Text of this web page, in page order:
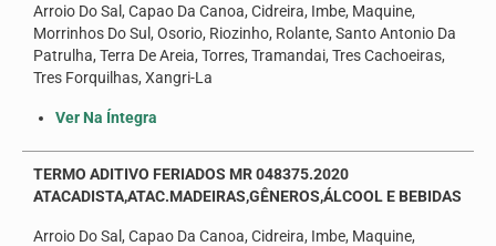
Arroio Do Sal, Capao Da Canoa, Cidreira, Imbe, Maquine,
Morrinhos Do Sul, Osorio, Riozinho, Rolante, Santo Antonio Da
Patrulha, Terra De Areia, Torres, Tramandai, Tres Cachoeiras,
Tres Forquilhas, Xangri-La
Ver Na Íntegra
TERMO ADITIVO FERIADOS MR 048375.2020
ATACADISTA,ATAC.MADEIRAS,GÊNEROS,ÁLCOOL E BEBIDAS
Arroio Do Sal, Capao Da Canoa, Cidreira, Imbe, Maquine,